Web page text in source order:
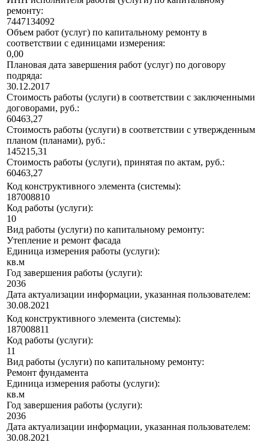
ремонту:
7447134092
Объем работ (услуг) по капитальному ремонту в
соответствии с единицами измерения:
0,00
Плановая дата завершения работ (услуг) по договору
подряда:
30.12.2017
Стоимость работы (услуги) в соответствии с заключенными
договорами, руб.:
60463,27
Стоимость работы (услуги) в соответствии с утвержденным
планом (планами), руб.:
145215,31
Стоимость работы (услуги), принятая по актам, руб.:
60463,27
Код конструктивного элемента (системы):
187008810
Код работы (услуги):
10
Вид работы (услуги) по капитальному ремонту:
Утепление и ремонт фасада
Единица измерения работы (услуги):
кв.м
Год завершения работы (услуги):
2036
Дата актуализации информации, указанная пользователем:
30.08.2021
Код конструктивного элемента (системы):
187008811
Код работы (услуги):
11
Вид работы (услуги) по капитальному ремонту:
Ремонт фундамента
Единица измерения работы (услуги):
кв.м
Год завершения работы (услуги):
2036
Дата актуализации информации, указанная пользователем:
30.08.2021